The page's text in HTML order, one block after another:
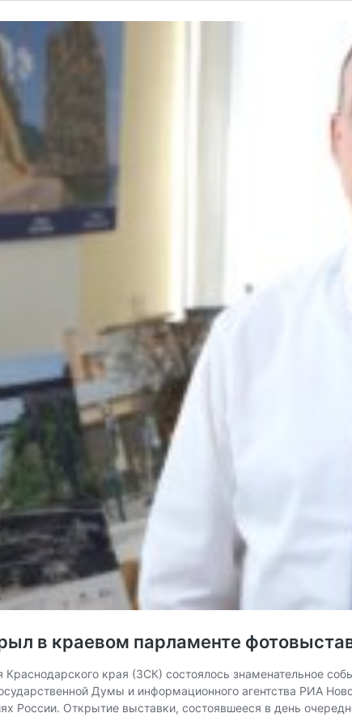
в краевом парламенте
Краснодарского края (ЗСК) состоялось знаменательное
Думы и информационного агентства РИА
России. Открытие выставки, состоявшееся в день